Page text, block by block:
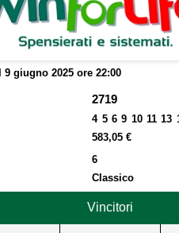
9 giugno 2025 ore 22:00
2719
4 5 6 9 10 11 13
583,05 €
6
Classico
Vincitori